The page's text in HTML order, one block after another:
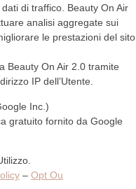
di traffico. Beauty On Air
analisi aggregate sui
le prestazioni del sito
Beauty On Air 2.0 tramite
IP dell’Utente.
Inc.)
gratuito fornito da Google
– Opt Ou